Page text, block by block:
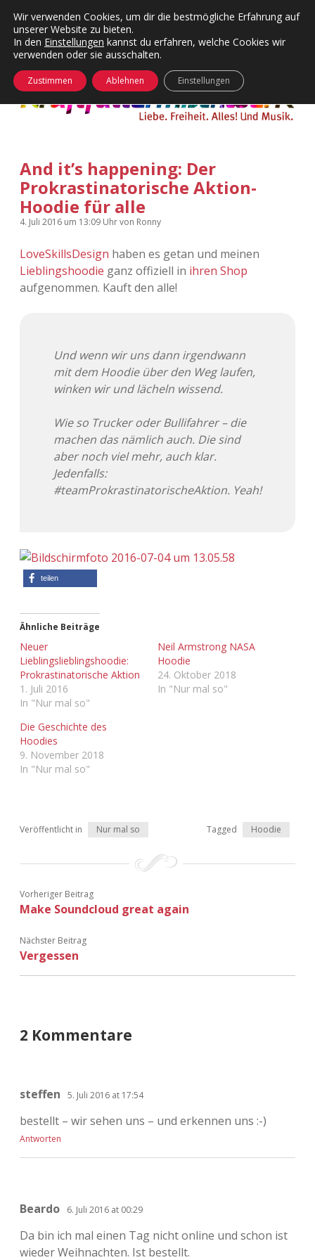
Kategorien
Menü
24 Hours Chilling
Die Wende
KFMW-Disco
kfmw.stuff
Nur mal so
Wandnotizen
KFMW-Disco
Dates
Contact
Adventskalender
Adventskalender 2011
Adventskalender 2014
Adventskalender 2016
Adventskalender 2017
Adventskalender 2022
Adventskalender 2023
öffnen
And it’s happening: Der
Prokrastinatorische Aktion-
Hoodie für alle
4. Juli 2016 um 13:09 Uhrvon Ronny
LoveSkillsDesign haben es getan und meinen
Lieblingshoodie ganz offiziell in ihren Shop
aufgenommen. Kauft den alle!
Und wenn wir uns dann irgendwann
mit dem Hoodie über den Weg laufen,
winken wir und lächeln wissend.
Wie so Trucker oder Bullifahrer – die
machen das nämlich auch. Die sind
aber noch viel mehr, auch klar.
Jedenfalls:
#teamProkrastinatorischeAktion. Yeah!
teilen
Ähnliche Beiträge
Neuer
Lieblingslieblingshoodie:
Prokrastinatorische Aktion
1. Juli 2016
In "Nur mal so"
Neil Armstrong NASA
Hoodie
24. Oktober 2018
In "Nur mal so"
Die Geschichte des
Hoodies
9. November 2018
In "Nur mal so"
Veröffentlicht in Nur mal so Tagged Hoodie
Vorheriger Beitrag
Make Soundcloud great again
Nächster Beitrag
Vergessen
2 Kommentare
steffen 5. Juli 2016 at 17:54
bestellt – wir sehen uns – und erkennen uns :-)
Antworten
Beardo 6. Juli 2016 at 00:29
Da bin ich mal einen Tag nicht online und schon ist
wieder Weihnachten. Ist bestellt.
Wir verwenden Cookies, um dir die bestmögliche Erfahrung auf
unserer Website zu bieten.
In den Einstellungen kannst du erfahren, welche Cookies wir
verwenden oder sie ausschalten.
Zustimmen Ablehnen Einstellungen